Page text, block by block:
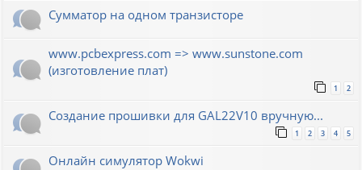
Сумматор на одном транзисторе
www.pcbexpress.com => www.sunstone.com
(изготовление плат)
1 2
Создание прошивки для GAL22V10 вручную...
1 2 3 4 5
Онлайн симулятор Wokwi